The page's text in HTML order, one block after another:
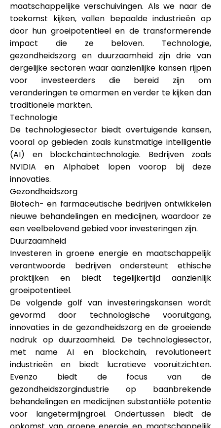
maatschappelijke verschuivingen. Als we naar de
toekomst kijken, vallen bepaalde industrieën op
door hun groeipotentieel en de transformerende
impact die ze beloven. Technologie,
gezondheidszorg en duurzaamheid zijn drie van
dergelijke sectoren waar aanzienlijke kansen rijpen
voor investeerders die bereid zijn om
veranderingen te omarmen en verder te kijken dan
traditionele markten.
Technologie
De technologiesector biedt overtuigende kansen,
vooral op gebieden zoals kunstmatige intelligentie
(AI) en blockchaintechnologie. Bedrijven zoals
NVIDIA en Alphabet lopen voorop bij deze
innovaties.
Gezondheidszorg
Biotech- en farmaceutische bedrijven ontwikkelen
nieuwe behandelingen en medicijnen, waardoor ze
een veelbelovend gebied voor investeringen zijn.
Duurzaamheid
Investeren in groene energie en maatschappelijk
verantwoorde bedrijven ondersteunt ethische
praktijken en biedt tegelijkertijd aanzienlijk
groeipotentieel.
De volgende golf van investeringskansen wordt
gevormd door technologische vooruitgang,
innovaties in de gezondheidszorg en de groeiende
nadruk op duurzaamheid. De technologiesector,
met name AI en blockchain, revolutioneert
industrieën en biedt lucratieve vooruitzichten.
Evenzo biedt de focus van de
gezondheidszorgindustrie op baanbrekende
behandelingen en medicijnen substantiële potentie
voor langetermijngroei. Ondertussen biedt de